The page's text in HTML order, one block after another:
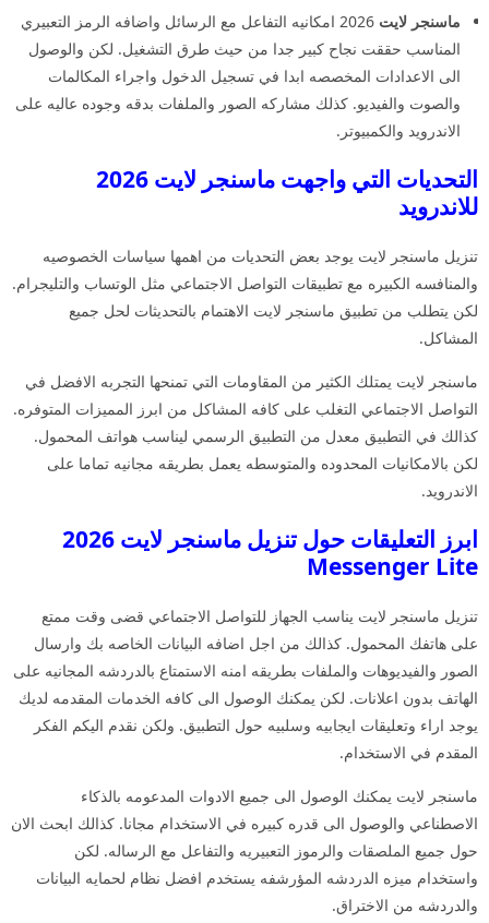
ماسنجر لايت
2026 امكانيه التفاعل مع الرسائل واضافه الرمز التعبيري
المناسب حققت نجاح كبير جدا من حيث طرق التشغيل. لكن والوصول
الى الاعدادات المخصصه ابدا في تسجيل الدخول واجراء المكالمات
والصوت والفيديو. كذلك مشاركه الصور والملفات بدقه وجوده عاليه على
الاندرويد والكمبيوتر.
التحديات التي واجهت ماسنجر لايت 2026
للاندرويد
تنزيل ماسنجر لايت يوجد بعض التحديات من اهمها سياسات الخصوصيه
والمنافسه الكبيره مع تطبيقات التواصل الاجتماعي مثل الوتساب والتليجرام.
لكن يتطلب من تطبيق ماسنجر لايت الاهتمام بالتحديثات لحل جميع
المشاكل.
ماسنجر لايت يمتلك الكثير من المقاومات التي تمنحها التجربه الافضل في
التواصل الاجتماعي التغلب على كافه المشاكل من ابرز المميزات المتوفره.
كذالك في التطبيق معدل من التطبيق الرسمي ليناسب هواتف المحمول.
لكن بالامكانيات المحدوده والمتوسطه يعمل بطريقه مجانيه تماما على
الاندرويد.
ابرز التعليقات حول تنزيل ماسنجر لايت 2026
Messenger Lite
تنزيل ماسنجر لايت يناسب الجهاز للتواصل الاجتماعي قضى وقت ممتع
على هاتفك المحمول. كذالك من اجل اضافه البيانات الخاصه بك وارسال
الصور والفيديوهات والملفات بطريقه امنه الاستمتاع بالدردشه المجانيه على
الهاتف بدون اعلانات. لكن يمكنك الوصول الى كافه الخدمات المقدمه لديك
يوجد اراء وتعليقات ايجابيه وسلبيه حول التطبيق. ولكن نقدم اليكم الفكر
المقدم في الاستخدام.
ماسنجر لايت يمكنك الوصول الى جميع الادوات المدعومه بالذكاء
الاصطناعي والوصول الى قدره كبيره في الاستخدام مجانا. كذالك ابحث الان
حول جميع الملصقات والرموز التعبيريه والتفاعل مع الرساله. لكن
واستخدام ميزه الدردشه المؤرشفه يستخدم افضل نظام لحمايه البيانات
والدردشه من الاختراق.